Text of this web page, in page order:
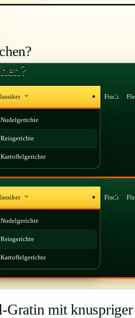
Nudelgerichte
Reisgerichte
Kartoffelgerichte
Fisch
Nudelgerichte
Reisgerichte
Kartoffelgerichte
Fisch
mit knuspriger